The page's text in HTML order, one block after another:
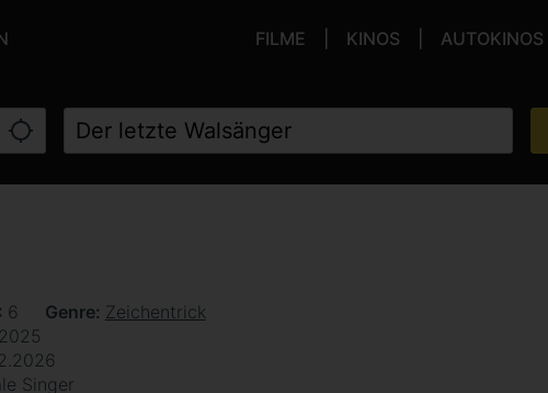
FILME KINOS AUTOKINOS
6 Genre Zeichentrick
Singer